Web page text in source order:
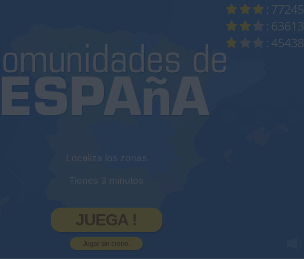
: 77245
: 63613
: 45438
Localiza los zonas
Tienes 3 minutos
JUEGA !
Jugar sin crono.